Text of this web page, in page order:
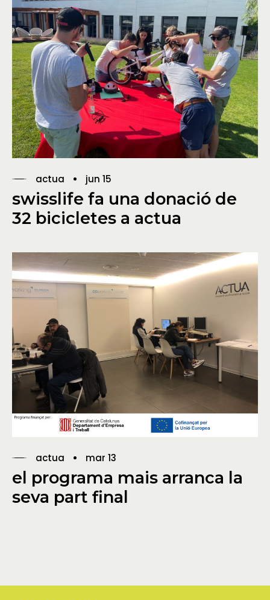
actua jun 15
swisslife fa una donació de
32 bicicletes a actua
actua mar 13
el programa mais arranca la
seva part final